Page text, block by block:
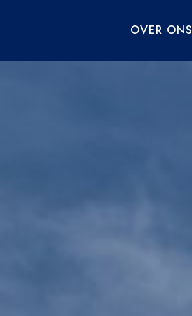
OVER ONS